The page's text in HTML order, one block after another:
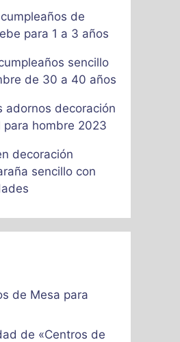
de
para 1 a 3 años
sencillo
de 30 a 40 años
adornos decoración
hombre 2023
decoración
sencillo con
de Mesa para
de «Centros de